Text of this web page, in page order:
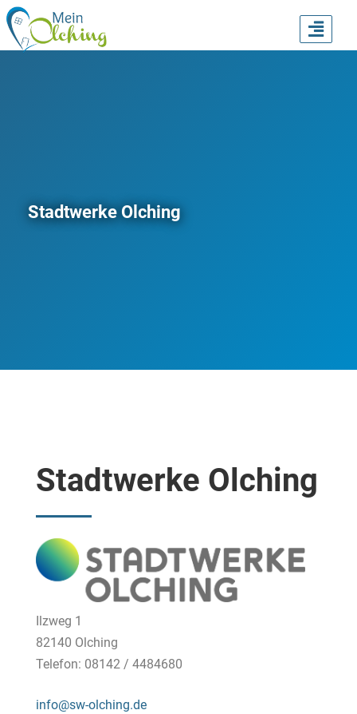
Stadtwerke Olching
Stadtwerke Olching
Ilzweg 1
82140 Olching
Telefon: 08142 / 4484680
info@sw-olching.de